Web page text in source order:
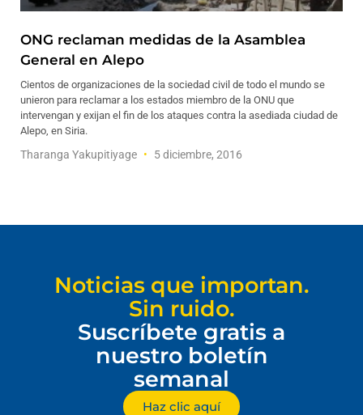
ONG reclaman medidas de la Asamblea
General en Alepo
Cientos de organizaciones de la sociedad civil de todo el mundo se
unieron para reclamar a los estados miembro de la ONU que
intervengan y exijan el fin de los ataques contra la asediada ciudad de
Alepo, en Siria.
Tharanga Yakupitiyage 5 diciembre, 2016
Noticias que importan.
Sin ruido.
Suscríbete gratis a
nuestro boletín
semanal
Haz clic aquí